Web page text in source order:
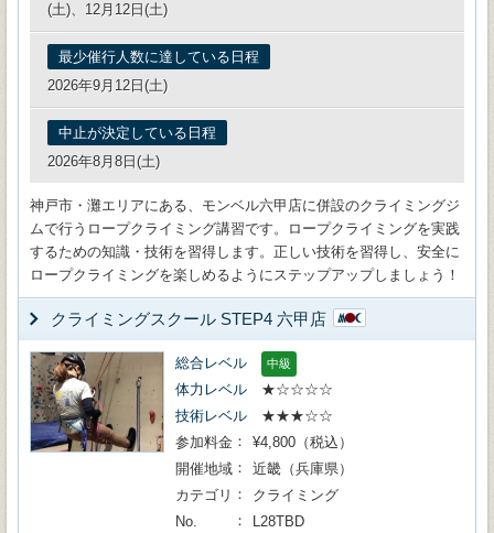
(土)、12月12日(土)
最少催行人数に達している日程
2026年9月12日(土)
中止が決定している日程
2026年8月8日(土)
神戸市・灘エリアにある、モンベル六甲店に併設のクライミングジ
ムで行うロープクライミング講習です。ロープクライミングを実践
するための知識・技術を習得します。正しい技術を習得し、安全に
ロープクライミングを楽しめるようにステップアップしましょう！
クライミングスクール STEP4 六甲店
総合レベル 中級
体力レベル
★☆☆☆☆
技術レベル
★★★☆☆
参加料金
¥4,800（税込）
開催地域
近畿（兵庫県）
カテゴリ
クライミング
No.
L28TBD